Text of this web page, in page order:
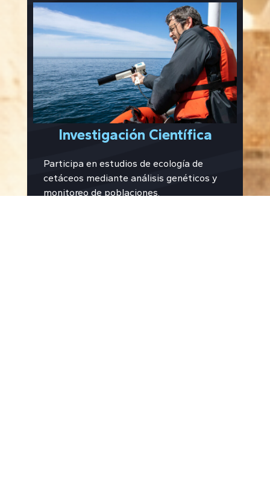
Investigación Científica
Participa en estudios de ecología de
cetáceos mediante análisis genéticos y
monitoreo de poblaciones.